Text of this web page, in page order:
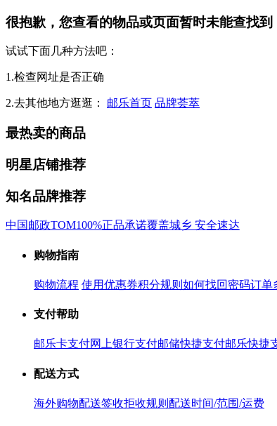
很抱歉，您查看的物品或页面暂时未能查找到
试试下面几种方法吧：
1.检查网址是否正确
2.去其他地方逛逛： 邮乐首页 品牌荟萃
最热卖的商品
明星店铺推荐
知名品牌推荐
中国邮政TOM100%正品承诺覆盖城乡 安全速达
购物指南
购物流程 使用优惠券积分规则 如何找回密码订单
支付帮助
邮乐卡支付网上银行支付邮储快捷支付邮乐快捷
配送方式
海外购物配送签收拒收规则 配送时间/范围/运费